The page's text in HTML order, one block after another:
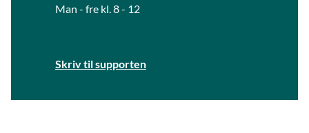
Man - fre kl. 8 - 12
Skriv til supporten